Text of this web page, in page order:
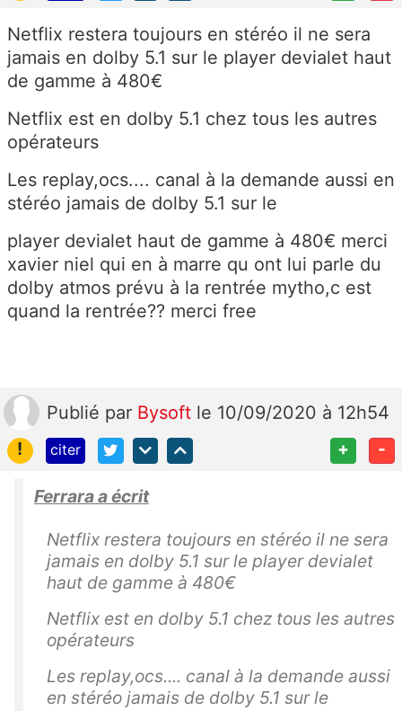
Netflix restera toujours en stéréo il ne sera
jamais en dolby 5.1 sur le player devialet haut
de gamme à 480€
Netflix est en dolby 5.1 chez tous les autres
opérateurs
Les replay,ocs.... canal à la demande aussi en
stéréo jamais de dolby 5.1 sur le
player devialet haut de gamme à 480€ merci
xavier niel qui en à marre qu ont lui parle du
dolby atmos prévu à la rentrée mytho,c est
quand la rentrée?? merci free
Publié par Bysoft le 10/09/2020 à 12h54
!
citer + -
Ferrara a écrit
Netflix restera toujours en stéréo il ne sera
jamais en dolby 5.1 sur le player devialet
haut de gamme à 480€
Netflix est en dolby 5.1 chez tous les autres
opérateurs
Les replay,ocs.... canal à la demande aussi
en stéréo jamais de dolby 5.1 sur le